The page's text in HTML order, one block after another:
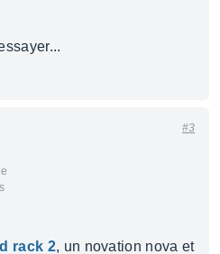
#3
rack 2, un novation nova et